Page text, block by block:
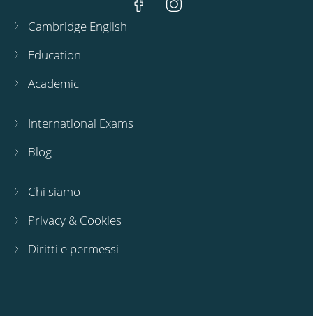
Cambridge English
Education
Academic
International Exams
Blog
Chi siamo
Privacy & Cookies
Diritti e permessi